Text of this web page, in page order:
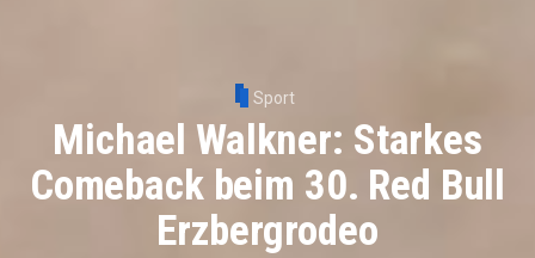
Sport
Michael Walkner: Starkes
Comeback beim 30. Red Bull
Erzbergrodeo